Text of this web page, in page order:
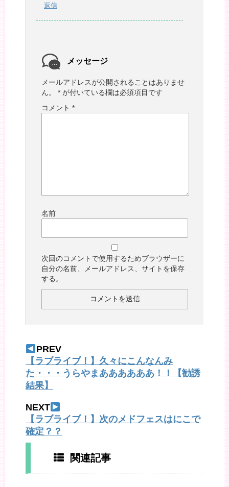
返信
メッセージ
メールアドレスが公開されることはありませ
ん。
* が付いている欄は必須項目です
コメント *
名前
次回のコメントで使用するためブラウザーに
自分の名前、メールアドレス、サイトを保存
する。
PREV
【ラブライブ！】久々にこんなんみ
た・・・うらやまああああああ！！【勧誘
結果】
NEXT
【ラブライブ！】次のメドフェスはにこで
確定？？
関連記事